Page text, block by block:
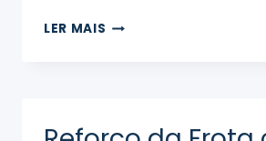
LER MAIS PASSE